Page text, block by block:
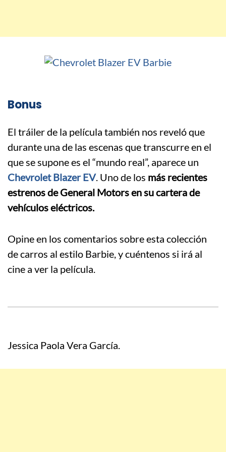
Bonus
El tráiler de la película también nos reveló que
durante una de las escenas que transcurre en el
que se supone es el “mundo real”, aparece un
Chevrolet Blazer EV. Uno de los más recientes
estrenos de General Motors en su cartera de
vehículos eléctricos.
Opine en los comentarios sobre esta colección
de carros al estilo Barbie, y cuéntenos si irá al
cine a ver la película.
Jessica Paola Vera García.